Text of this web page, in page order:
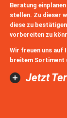
Beratung
stellen. Zu dieser
diese zu
vorbereiten zu
Wir freuen uns auf
breitem Sortiment
Jetzt